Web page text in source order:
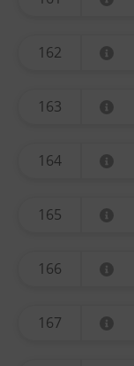
162
163
164
165
166
167